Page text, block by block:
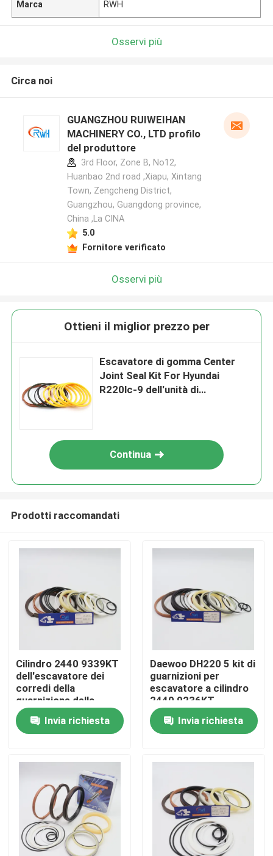
Casa
Video
Circa noi
Giro della fabbrica
Controllo di qualità
Contattici
Marca RWH
Osservi più
Circa noi
GUANGZHOU RUIWEIHAN
MACHINERY CO., LTD profilo
del produttore
3rd Floor, Zone B, No12,
Huanbao 2nd road ,Xiapu, Xintang
Town, Zengcheng District,
Guangzhou, Guangdong province,
China ,La CINA
5.0
Fornitore verificato
Osservi più
Ottieni il miglior prezzo per
Escavatore di gomma Center
Joint Seal Kit For Hyundai
R220lc-9 dell'unità di
Continua
Prodotti raccomandati
Cilindro 2440 9339KT
dell'escavatore dei
corredi della
guarnizione della
benna di Daewoo
DH220 5Invia richiesta
Daewoo DH220 5 kit di
guarnizioni per
escavatore a cilindro
2440 9236KT
riparazione del
braccioInvia richiesta